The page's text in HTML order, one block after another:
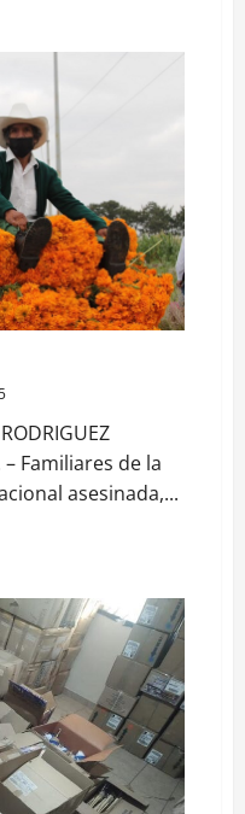
– Familiares de la
asesinada,...